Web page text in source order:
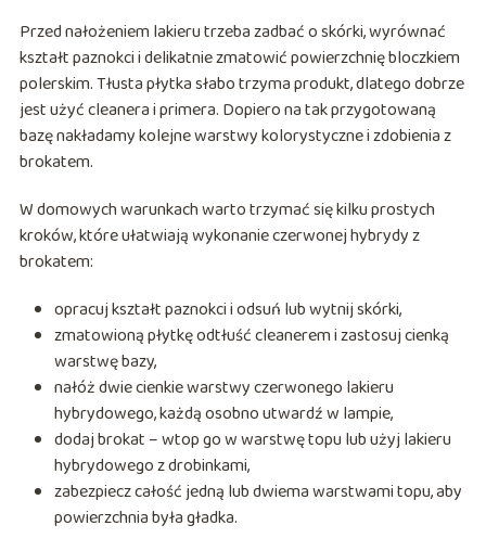
Przed nałożeniem lakieru trzeba zadbać o skórki, wyrównać
kształt paznokci i delikatnie zmatowić powierzchnię bloczkiem
polerskim. Tłusta płytka słabo trzyma produkt, dlatego dobrze
jest użyć cleanera i primera. Dopiero na tak przygotowaną
bazę nakładamy kolejne warstwy kolorystyczne i zdobienia z
brokatem.
W domowych warunkach warto trzymać się kilku prostych
kroków, które ułatwiają wykonanie czerwonej hybrydy z
brokatem:
opracuj kształt paznokci i odsuń lub wytnij skórki,
zmatowioną płytkę odtłuść cleanerem i zastosuj cienką
warstwę bazy,
nałóż dwie cienkie warstwy czerwonego lakieru
hybrydowego, każdą osobno utwardź w lampie,
dodaj brokat – wtop go w warstwę topu lub użyj lakieru
hybrydowego z drobinkami,
zabezpiecz całość jedną lub dwiema warstwami topu, aby
powierzchnia była gładka.